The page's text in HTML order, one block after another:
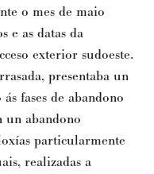
o mes de maio
e as datas da
exterior sudoeste.
presentaba un
fases de abandono
un abandono
particularmente
realizadas a